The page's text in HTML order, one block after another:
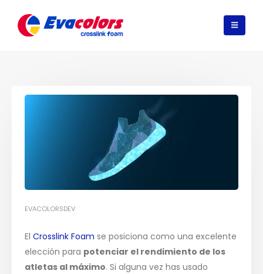
EVACOLORSDEV
ElCrosslink Foam se posiciona como una excelente
elección para potenciar el rendimiento de los
atletas al máximo. Si alguna vez has usado